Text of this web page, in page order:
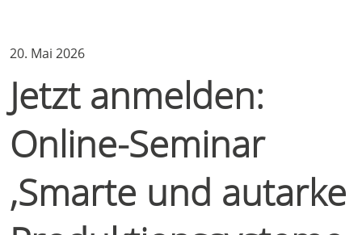
20. Mai 2026
Jetzt anmelden:
Online-Seminar
‚Smarte und autarke